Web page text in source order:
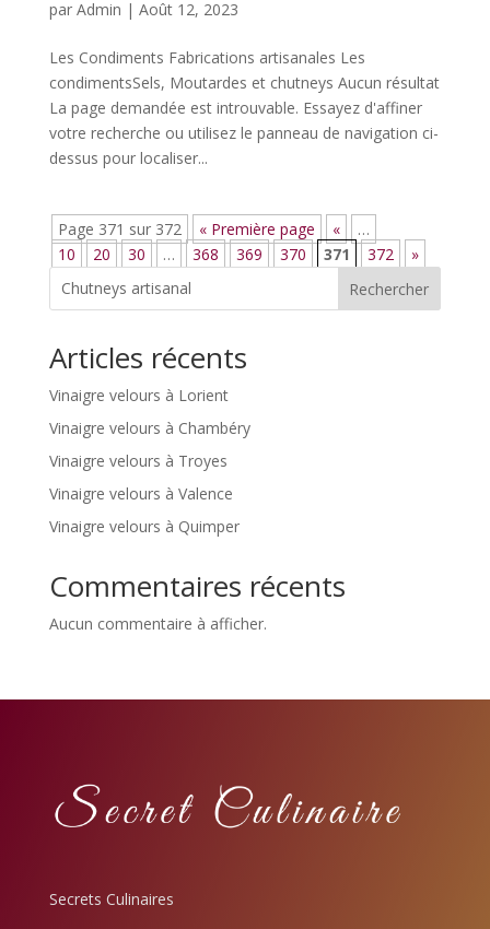
par Admin | Août 12, 2023
Les Condiments Fabrications artisanales Les
condimentsSels, Moutardes et chutneys Aucun résultat
La page demandée est introuvable. Essayez d'affiner
votre recherche ou utilisez le panneau de navigation ci-
dessus pour localiser...
Page 371 sur 372 « Première page «
…
10
20 30 … 368 369 370 371 372
»
Rechercher
Articles récents
Vinaigre velours à Lorient
Vinaigre velours à Chambéry
Vinaigre velours à Troyes
Vinaigre velours à Valence
Vinaigre velours à Quimper
Commentaires récents
Aucun commentaire à afficher.
Secrets Culinaires